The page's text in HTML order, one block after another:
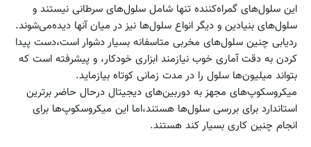
این سلول‌های گمراه‌کننده تنها شامل سلول‌های سرطانی نیستند و
سلول‌های بنیادین و دیگر انواع سلول‌ها نیز در میان آنها دیده‌می‌شوند.
ردیابی چنین سلول‌های مخربی متاسفانه بسیار دشوار است،‌دست پیدا
کردن به دقت آماری خوب نیازمند ابزاری خودکار، و پیشرفته است که
بتواند میلیون‌ها سلول را در مدت زمانی کوتاه بیازماید.
میکروسکوپ‌های مجهز به دوربین‌های دیجیتال درحال حاضر برترین
استاندارد برای بررسی سلول‌ها هستند،‌اما این میکروسکوپ‌ها برای
انجام چنین کاری بسیار کند هستند.